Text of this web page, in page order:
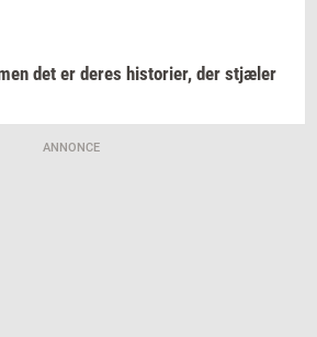
det er deres hi­sto­ri­er, der stjæ­ler
ANNONCE